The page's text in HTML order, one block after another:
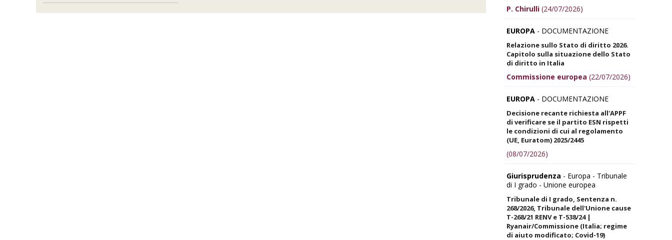
P. Chirulli (24/07/2026)
EUROPA - DOCUMENTAZIONE
Relazione sullo Stato di diritto 2026.
Capitolo sulla situazione dello Stato
di diritto in Italia
Commissione europea (22/07/2026)
EUROPA - DOCUMENTAZIONE
Decisione recante richiesta all'APPF
di verificare se il partito ESN rispetti
le condizioni di cui al regolamento
(UE, Euratom) 2025/2445
(08/07/2026)
Giurisprudenza - Europa - Tribunale
di I grado - Unione europea
Tribunale di I grado, Sentenza n.
268/2026, Tribunale dell'Unione cause
T-268/21 RENV e T-538/24 |
Ryanair/Commissione (Italia; regime
di aiuto modificato; Covid-19)